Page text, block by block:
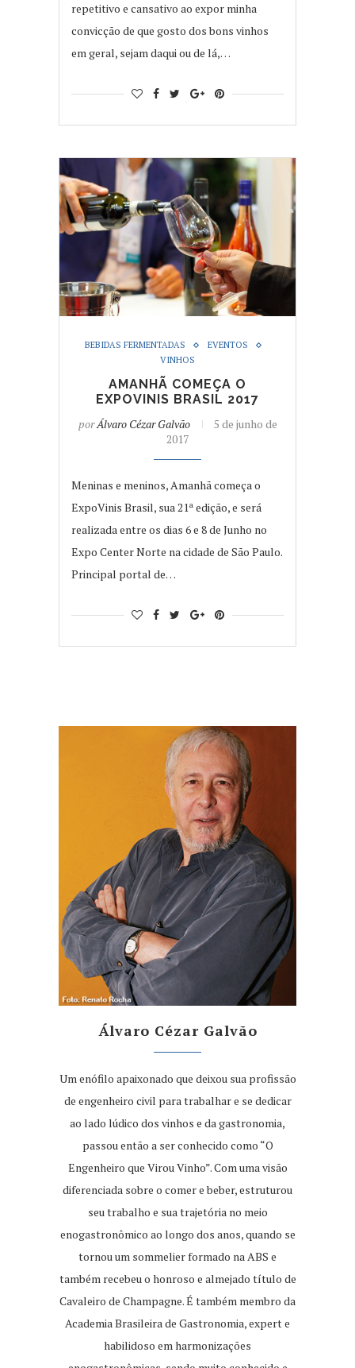
repetitivo e cansativo ao expor minha
convicção de que gosto dos bons vinhos
em geral, sejam daqui ou de lá,…
BEBIDAS FERMENTADAS
EVENTOS
VINHOS
AMANHÃ COMEÇA O
EXPOVINIS BRASIL 2017
porÁlvaro Cézar Galvão
5 de junho de
2017
Meninas e meninos, Amanhã começa o
ExpoVinis Brasil, sua 21ª edição, e será
realizada entre os dias 6 e 8 de Junho no
Expo Center Norte na cidade de São Paulo.
Principal portal de…
Álvaro Cézar Galvão
Um enófilo apaixonado que deixou sua profissão
de engenheiro civil para trabalhar e se dedicar
ao lado lúdico dos vinhos e da gastronomia,
passou então a ser conhecido como “O
Engenheiro que Virou Vinho”. Com uma visão
diferenciada sobre o comer e beber, estruturou
seu trabalho e sua trajetória no meio
enogastronômico ao longo dos anos, quando se
tornou um sommelier formado na ABS e
também recebeu o honroso e almejado título de
Cavaleiro de Champagne. É também membro da
Academia Brasileira de Gastronomia, expert e
habilidoso em harmonizações